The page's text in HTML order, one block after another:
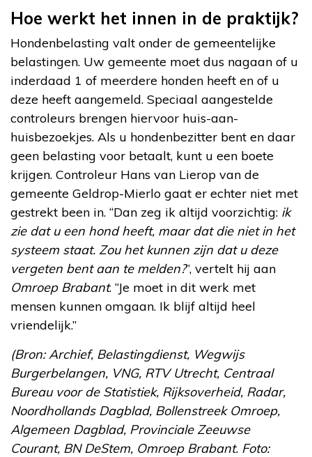
Hoe werkt het innen in de praktijk?
Hondenbelasting valt onder de gemeentelijke
belastingen. Uw gemeente moet dus nagaan of u
inderdaad 1 of meerdere honden heeft en of u
deze heeft aangemeld. Speciaal aangestelde
controleurs brengen hiervoor huis-aan-
huisbezoekjes. Als u hondenbezitter bent en daar
geen belasting voor betaalt, kunt u een boete
krijgen. Controleur Hans van Lierop van de
gemeente Geldrop-Mierlo gaat er echter niet met
gestrekt been in. “Dan zeg ik altijd voorzichtig: ik
zie dat u een hond heeft, maar dat die niet in het
systeem staat. Zou het kunnen zijn dat u deze
vergeten bent aan te melden?”, vertelt hij aan
Omroep Brabant. “Je moet in dit werk met
mensen kunnen omgaan. Ik blijf altijd heel
vriendelijk.”
(Bron: Archief, Belastingdienst, Wegwijs
Burgerbelangen, VNG, RTV Utrecht, Centraal
Bureau voor de Statistiek, Rijksoverheid, Radar,
Noordhollands Dagblad, Bollenstreek Omroep,
Algemeen Dagblad, Provinciale Zeeuwse
Courant, BN DeStem, Omroep Brabant. Foto: